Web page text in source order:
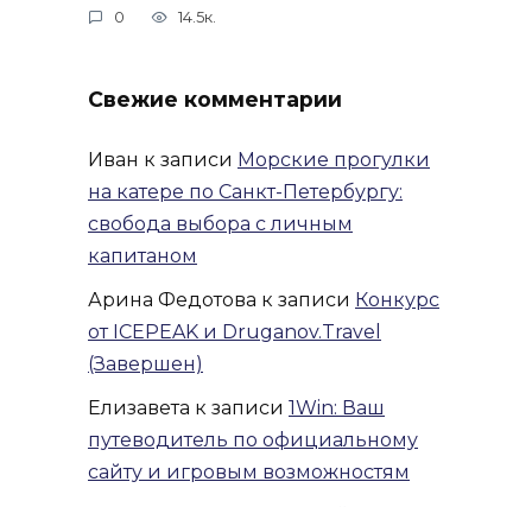
0 14.5к.
Свежие комментарии
Иван к записи Морские прогулки
на катере по Санкт-Петербургу:
свобода выбора с личным
капитаном
Арина Федотова к записи Конкурс
от ICEPEAK и Druganov.Travel
(Завершен)
Елизавета к записи 1Win: Ваш
путеводитель по официальному
сайту и игровым возможностям